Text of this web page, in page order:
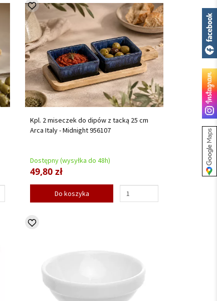
Kpl. 2 miseczek do dipów z tacką 25 cm
Arca Italy - Midnight 956107
Dostępny (wysyłka do 48h)
49,80 zł
Do koszyka